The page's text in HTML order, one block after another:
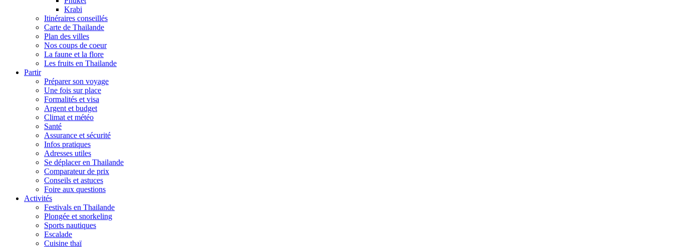
Krabi
Itinéraires conseillés
Carte de Thailande
Plan des villes
Nos coups de coeur
La faune et la flore
Les fruits en Thailande
Partir
Préparer son voyage
Une fois sur place
Formalités et visa
Argent et budget
Climat et météo
Santé
Assurance et sécurité
Infos pratiques
Adresses utiles
Se déplacer en Thailande
Comparateur de prix
Conseils et astuces
Foire aux questions
Activités
Festivals en Thailande
Plongée et snorkeling
Sports nautiques
Escalade
Cuisine thaï